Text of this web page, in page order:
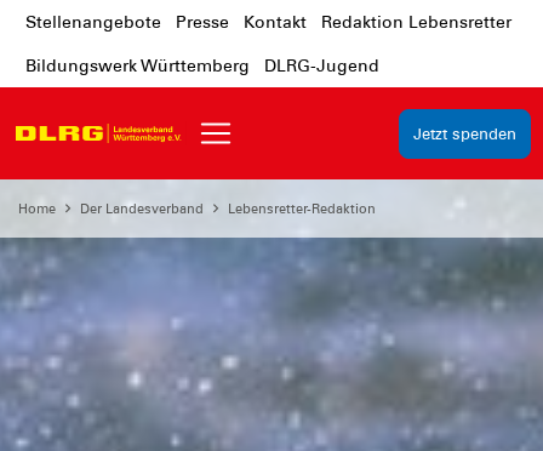
Stellenangebote Presse Kontakt Redaktion Lebensretter
Bildungswerk Württemberg DLRG-Jugend
Jetzt spenden
Home Der Landesverband Lebensretter-Redaktion